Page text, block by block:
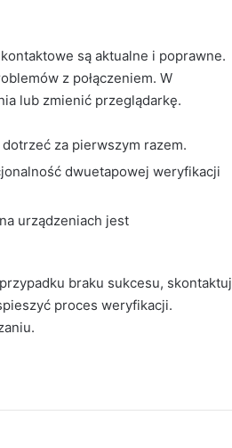
są aktualne i poprawne.
z połączeniem. W
lub zmienić przeglądarkę.
za pierwszym razem.
dwuetapowej weryfikacji
urządzeniach jest
braku sukcesu, skontaktuj
proces weryfikacji.